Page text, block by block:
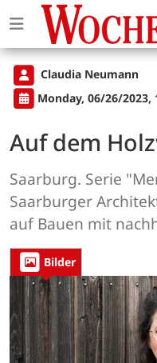
Claudia Neumann
Monday, 06/26/2023,
Auf dem
Saarburg. Serie
Saarburger
auf Bauen mit
Bilder